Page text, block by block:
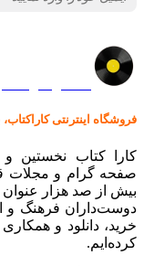
فروشگاه اینترنتی
کارا کتاب نخستین
صفحه گرام و مجلات
بیش از صد هزار
خرید، دانلود و
کرده‌ایم.